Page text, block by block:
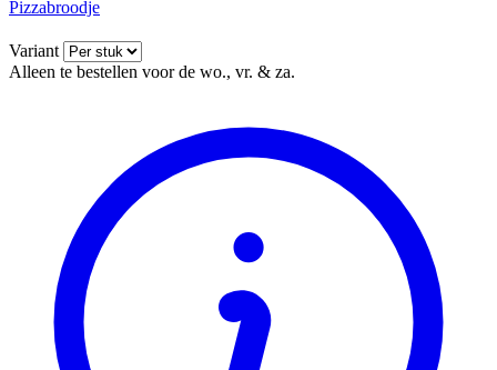
Pizzabroodje
Variant
Alleen te bestellen voor de wo., vr. & za.